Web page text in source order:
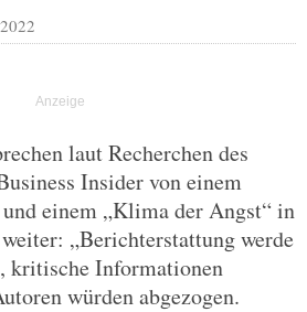
laut Recherchen des
Insider von einem
einem „Klima der Angst“ in
„Berichterstattung werde
kritische Informationen
würden abgezogen.